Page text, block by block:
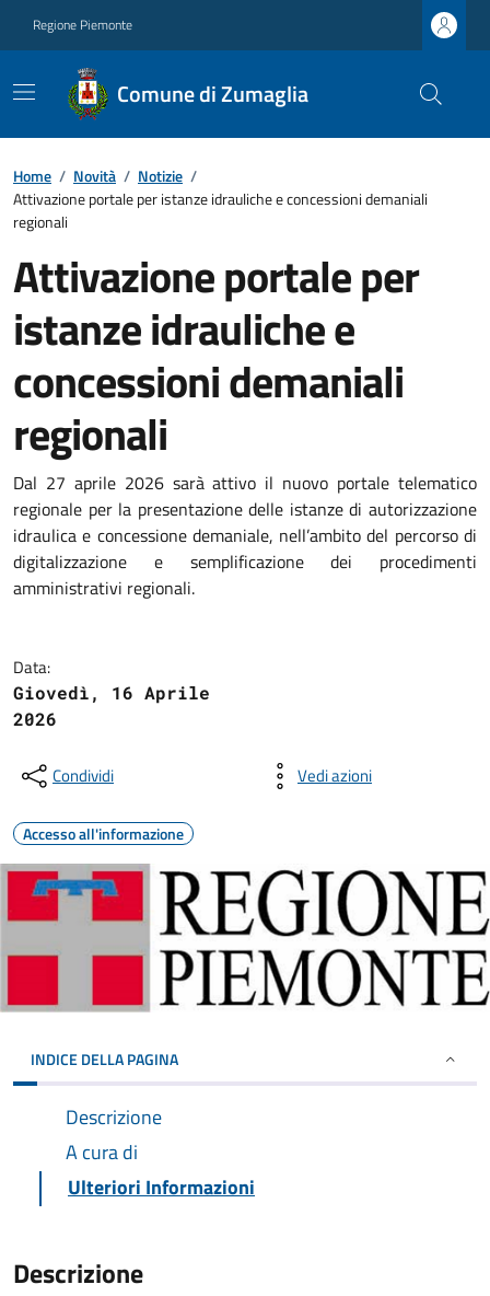
Regione Piemonte
Comune di Zumaglia
Home / Novità / Notizie /
Attivazione portale per istanze idrauliche e concessioni demaniali
regionali
Attivazione portale per
istanze idrauliche e
concessioni demaniali
regionali
Dal 27 aprile 2026 sarà attivo il nuovo portale telematico
regionale per la presentazione delle istanze di autorizzazione
idraulica e concessione demaniale, nell’ambito del percorso di
digitalizzazione e semplificazione dei procedimenti
amministrativi regionali.
Data:
Giovedì, 16 Aprile
2026
Condividi Vedi azioni
Accesso all'informazione
INDICE DELLA PAGINA
Descrizione
A cura di
Ulteriori Informazioni
Descrizione